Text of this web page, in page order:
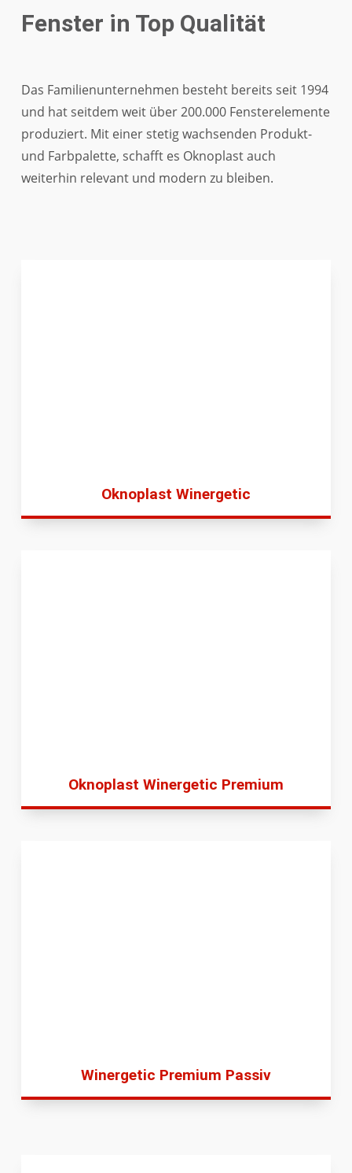
Fenster in Top Qualität
Das Familienunternehmen besteht bereits seit 1994
und hat seitdem weit über 200.000 Fensterelemente
produziert. Mit einer stetig wachsenden Produkt-
und Farbpalette, schafft es Oknoplast auch
weiterhin relevant und modern zu bleiben.
Oknoplast Winergetic
Oknoplast Winergetic Premium
Winergetic Premium Passiv